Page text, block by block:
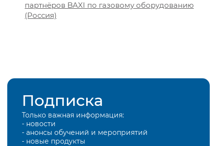
партнёров BAXI по газовому оборудованию
(Россия)
Подписка
Только важная информация:
- новости
- анонсы обучений и мероприятий
- новые продукты